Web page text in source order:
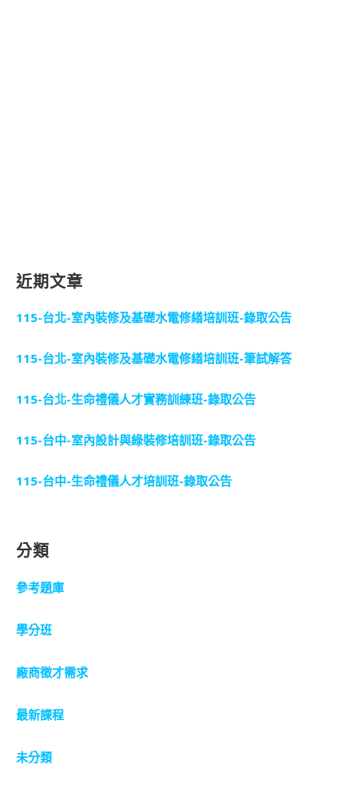
近期文章
115-台北-室內裝修及基礎水電修繕培訓班-錄取公告
115-台北-室內裝修及基礎水電修繕培訓班-筆試解答
115-台北-生命禮儀人才實務訓練班-錄取公告
115-台中-室內設計與綠裝修培訓班-錄取公告
115-台中-生命禮儀人才培訓班-錄取公告
分類
參考題庫
學分班
廠商徵才需求
最新課程
未分類